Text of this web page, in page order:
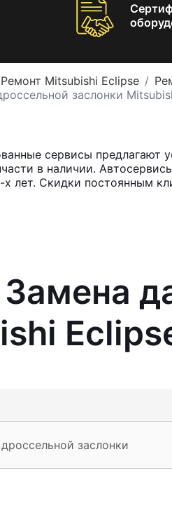
Ремонт Mitsubishi Eclipse
заслонки
сервисы предлагают
в наличии.
х лет. Скидки постоянным
заслонки